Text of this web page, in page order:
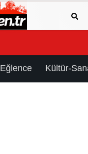
Eğlence Kültür-